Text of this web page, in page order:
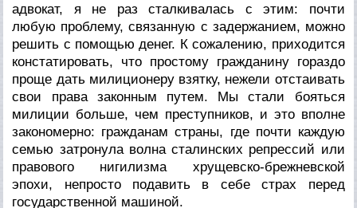
адвокат, я не раз сталкивалась с этим: почти
любую проблему, связанную с задержанием, можно
решить с помощью денег. К сожалению, приходится
констатировать, что простому гражданину гораздо
проще дать милиционеру взятку, нежели отстаивать
свои права законным путем. Мы стали бояться
милиции больше, чем преступников, и это вполне
закономерно: гражданам страны, где почти каждую
семью затронула волна сталинских репрессий или
правового нигилизма хрущевско-брежневской
эпохи, непросто подавить в себе страх перед
государственной машиной.